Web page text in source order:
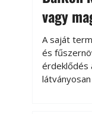
vagy
A saját
és
érdeklődés